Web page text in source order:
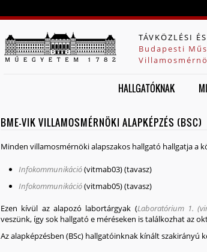
TÁVKÖZLÉSI
Budapesti
HALLGATÓKNAK MI
BME-VIK VILLAMOSMÉRNÖKI ALAPKÉPZÉS (BSC)
Minden villamosmérnöki alapszakos hallgató hallgatja a
Infokommunikáció(vitmab03)(tavasz)
Infokommunikáció(vitmab05)(tavasz)
Ezen kívül az alapozó labortárgyak (Laboratórium 1.
veszünk, így sok hallgató e méréseken is találkozhat az
Az alapképzésben (BSc) hallgatóinknak kínált szakirányú